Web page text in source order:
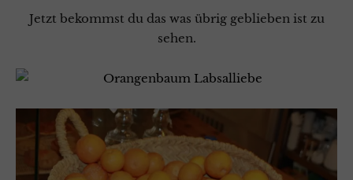
Jetzt bekommst du das was übrig geblieben ist zu
sehen.